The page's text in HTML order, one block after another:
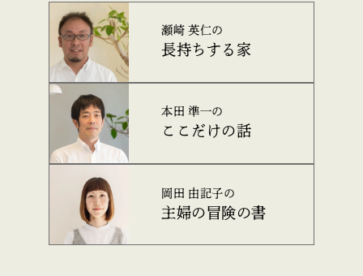
瀬崎 英仁の
長持ちする家
本田 準一の
ここだけの話
岡田 由記子の
主婦の冒険の書